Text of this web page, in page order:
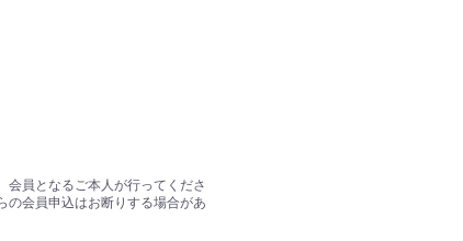
会員となるご本人が行ってくださ
の会員申込はお断りする場合があ